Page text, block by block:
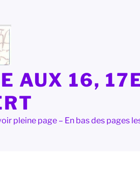
AUX 16,
pleine page – En bas des pages